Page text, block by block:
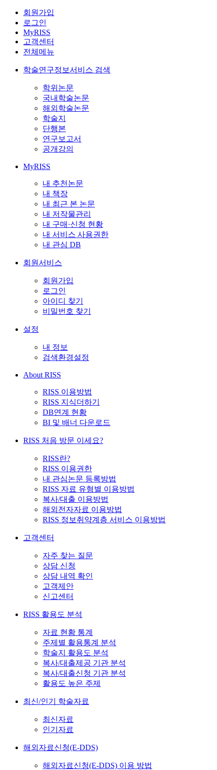
회원가입
로그인
MyRISS
고객센터
전체메뉴
학술연구정보서비스 검색
학위논문
국내학술논문
해외학술논문
학술지
단행본
연구보고서
공개강의
MyRISS
내 추천논문
내 책장
내 최근 본 논문
내 저작물관리
내 구매·신청 현황
내 서비스 사용권한
내 관심 DB
회원서비스
회원가입
로그인
아이디 찾기
비밀번호 찾기
설정
내 정보
검색환경설정
About RISS
RISS 이용방법
RISS 지식더하기
DB연계 현황
BI 및 배너 다운로드
RISS 처음 방문 이세요?
RISS란?
RISS 이용권한
내 관심논문 등록방법
RISS 자료 유형별 이용방법
복사/대출 이용방법
해외전자자료 이용방법
RISS 정보취약계층 서비스 이용방법
고객센터
자주 찾는 질문
상담 신청
상담 내역 확인
고객제안
신고센터
RISS 활용도 분석
자료 현황 통계
주제별 활용통계 분석
학술지 활용도 분석
복사/대출제공 기관 분석
복사/대출신청 기관 분석
활용도 높은 주제
최신/인기 학술자료
최신자료
인기자료
해외자료신청(E-DDS)
해외자료신청(E-DDS) 이용 방법